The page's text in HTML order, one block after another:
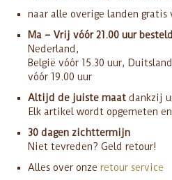
naar alle overige landen gratis
Ma – Vrij vóór 21.00 uur
Nederland,
België vóór 15.30 uur,
vóór 19.00 uur
Altijd de juiste maat dankzij
Elk artikel wordt opgemeten
30 dagen zichttermijn
Niet tevreden? Geld retour!
Alles over onze retour service